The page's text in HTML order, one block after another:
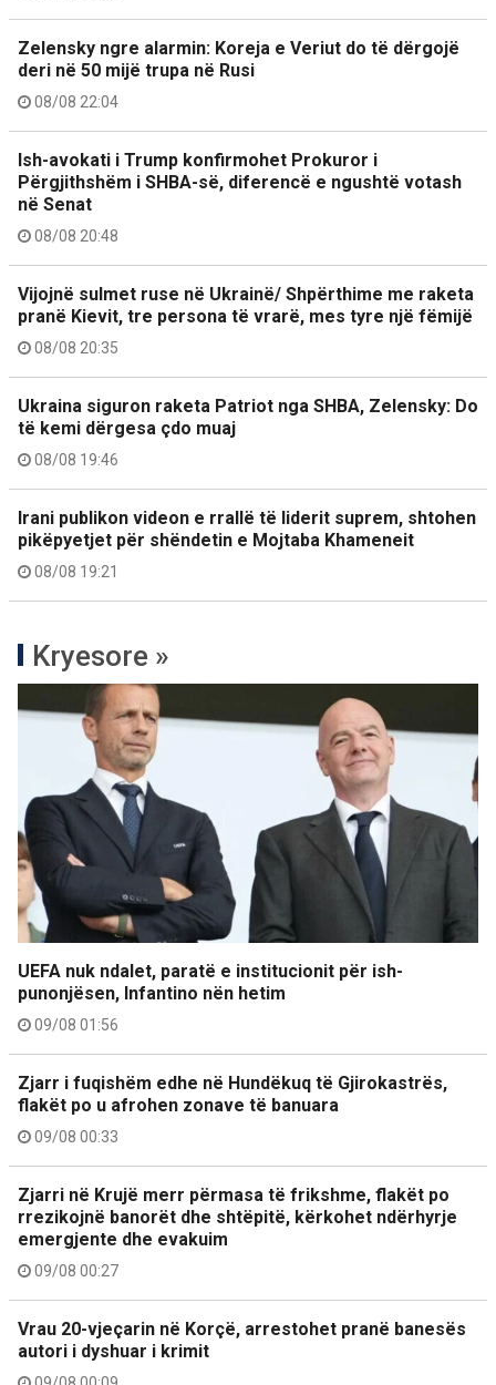
Zelensky ngre alarmin: Koreja e Veriut do të dërgojë
deri në 50 mijë trupa në Rusi
08/08 22:04
Ish-avokati i Trump konfirmohet Prokuror i
Përgjithshëm i SHBA-së, diferencë e ngushtë votash
në Senat
08/08 20:48
Vijojnë sulmet ruse në Ukrainë/ Shpërthime me raketa
pranë Kievit, tre persona të vrarë, mes tyre një fëmijë
08/08 20:35
Ukraina siguron raketa Patriot nga SHBA, Zelensky: Do
të kemi dërgesa çdo muaj
08/08 19:46
Irani publikon videon e rrallë të liderit suprem, shtohen
pikëpyetjet për shëndetin e Mojtaba Khameneit
08/08 19:21
Kryesore »
UEFA nuk ndalet, paratë e institucionit për ish-
punonjësen, Infantino nën hetim
09/08 01:56
Zjarr i fuqishëm edhe në Hundëkuq të Gjirokastrës,
flakët po u afrohen zonave të banuara
09/08 00:33
Zjarri në Krujë merr përmasa të frikshme, flakët po
rrezikojnë banorët dhe shtëpitë, kërkohet ndërhyrje
emergjente dhe evakuim
09/08 00:27
Vrau 20-vjeçarin në Korçë, arrestohet pranë banesës
autori i dyshuar i krimit